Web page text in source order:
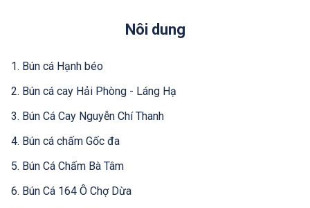
Nôi dung
1. Bún cá Hạnh béo
2. Bún cá cay Hải Phòng - Láng Hạ
3. Bún Cá Cay Nguyễn Chí Thanh
4. Bún cá chấm Gốc đa
5. Bún Cá Chấm Bà Tâm
6. Bún Cá 164 Ô Chợ Dừa